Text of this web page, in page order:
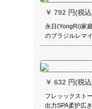
准装备
￥ 792 円(税
永日(YongRi)家
のブラジルレマ
大出力専门サロ
￥ 632 円(税
フレッックスト
出力SPA柔护広